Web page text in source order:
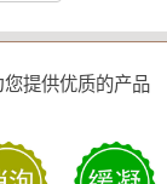
您提供优质的产品